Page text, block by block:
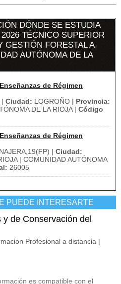
DÓNDE SE ESTUDIA
TÉCNICO SUPERIOR
GESTIÓN FORESTAL A
AUTÓNOMA DE LA
de Régimen
| Ciudad: LOGROÑO | Provincia:
DE LA RIOJA | Código
de Régimen
| Ciudad:
| COMUNIDAD AUTÓNOMA
26005
PUEDE INTERESARTE
de Conservación del
Profesional a distancia |
es compatible con el